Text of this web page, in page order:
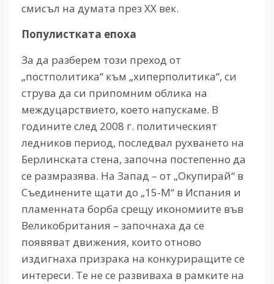
смисъл на думата през ХХ век.
Популистката епоха
За да разберем този преход от
„постполитика“ към „хиперполитика“, си
струва да си припомним облика на
междуцарствието, което напускаме. В
годините след 2008 г. политическият
ледников период, последвал рухването на
Берлинската стена, започна постепенно да
се размразява. На Запад – от „Окупирай“ в
Съединените щати до „15-М“ в Испания и
пламенната борба срещу икономиите във
Великобритания – започнаха да се
появяват движения, които отново
издигнаха призрака на конкуриращите се
интереси. Те не се развиваха в рамките на